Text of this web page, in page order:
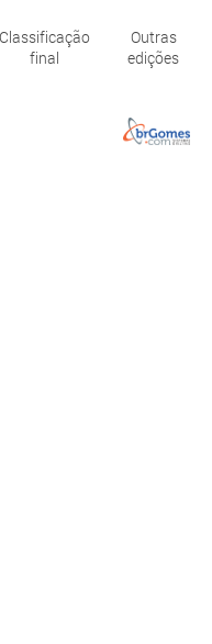
Classificação
final
Outras
edições